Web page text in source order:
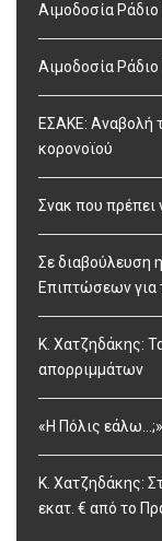
Αιμοδοσία
Αιμοδοσία
ΕΣΑΚΕ: Αναβολή
κορονοϊού
Σνακ που πρέπει
Σε διαβούλευση
Επιπτώσεων
Κ. Χατζηδάκης:
απορριμμάτων
«Η Πόλις εάλω…;»
Κ. Χατζηδάκης:
εκατ. € από το